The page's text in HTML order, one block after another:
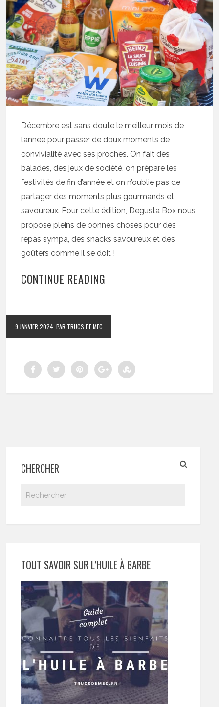
Décembre est sans doute le meilleur mois de
l’année pour passer de doux moments de
convivialité avec ses proches. On fait des
balades, des jeux de société, on prépare les
festivités de fin d’année et on n’oublie pas de
partager des moments plus gourmands et
savoureux. Pour cette édition, Degusta Box nous
propose pleins de bonnes choses pour des
repas sympa, des snacks savoureux et des
goûters comme il se doit !
CONTINUE READING
9 JANVIER 2024 PAR TRUCS DE MEC
CHERCHER
TOUT SAVOIR SUR L’HUILE À BARBE